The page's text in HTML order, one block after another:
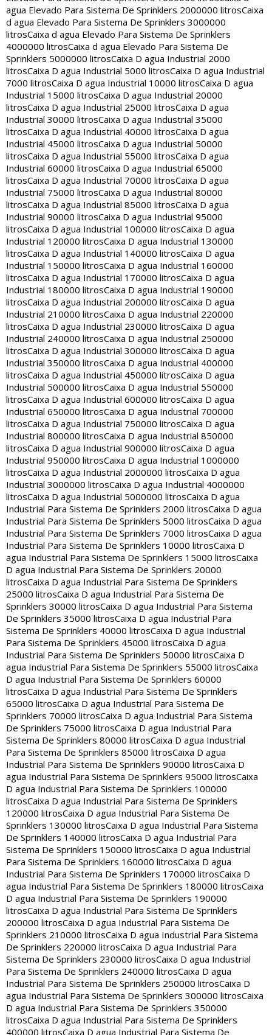
agua Elevado Para Sistema De Sprinklers 2000000 litrosCaixa
d agua Elevado Para Sistema De Sprinklers 3000000
litrosCaixa d agua Elevado Para Sistema De Sprinklers
4000000 litrosCaixa d agua Elevado Para Sistema De
Sprinklers 5000000 litrosCaixa D agua Industrial 2000
litrosCaixa D agua Industrial 5000 litrosCaixa D agua Industrial
7000 litrosCaixa D agua Industrial 10000 litrosCaixa D agua
Industrial 15000 litrosCaixa D agua Industrial 20000
litrosCaixa D agua Industrial 25000 litrosCaixa D agua
Industrial 30000 litrosCaixa D agua Industrial 35000
litrosCaixa D agua Industrial 40000 litrosCaixa D agua
Industrial 45000 litrosCaixa D agua Industrial 50000
litrosCaixa D agua Industrial 55000 litrosCaixa D agua
Industrial 60000 litrosCaixa D agua Industrial 65000
litrosCaixa D agua Industrial 70000 litrosCaixa D agua
Industrial 75000 litrosCaixa D agua Industrial 80000
litrosCaixa D agua Industrial 85000 litrosCaixa D agua
Industrial 90000 litrosCaixa D agua Industrial 95000
litrosCaixa D agua Industrial 100000 litrosCaixa D agua
Industrial 120000 litrosCaixa D agua Industrial 130000
litrosCaixa D agua Industrial 140000 litrosCaixa D agua
Industrial 150000 litrosCaixa D agua Industrial 160000
litrosCaixa D agua Industrial 170000 litrosCaixa D agua
Industrial 180000 litrosCaixa D agua Industrial 190000
litrosCaixa D agua Industrial 200000 litrosCaixa D agua
Industrial 210000 litrosCaixa D agua Industrial 220000
litrosCaixa D agua Industrial 230000 litrosCaixa D agua
Industrial 240000 litrosCaixa D agua Industrial 250000
litrosCaixa D agua Industrial 300000 litrosCaixa D agua
Industrial 350000 litrosCaixa D agua Industrial 400000
litrosCaixa D agua Industrial 450000 litrosCaixa D agua
Industrial 500000 litrosCaixa D agua Industrial 550000
litrosCaixa D agua Industrial 600000 litrosCaixa D agua
Industrial 650000 litrosCaixa D agua Industrial 700000
litrosCaixa D agua Industrial 750000 litrosCaixa D agua
Industrial 800000 litrosCaixa D agua Industrial 850000
litrosCaixa D agua Industrial 900000 litrosCaixa D agua
Industrial 950000 litrosCaixa D agua Industrial 1000000
litrosCaixa D agua Industrial 2000000 litrosCaixa D agua
Industrial 3000000 litrosCaixa D agua Industrial 4000000
litrosCaixa D agua Industrial 5000000 litrosCaixa D agua
Industrial Para Sistema De Sprinklers 2000 litrosCaixa D agua
Industrial Para Sistema De Sprinklers 5000 litrosCaixa D agua
Industrial Para Sistema De Sprinklers 7000 litrosCaixa D agua
Industrial Para Sistema De Sprinklers 10000 litrosCaixa D
agua Industrial Para Sistema De Sprinklers 15000 litrosCaixa
D agua Industrial Para Sistema De Sprinklers 20000
litrosCaixa D agua Industrial Para Sistema De Sprinklers
25000 litrosCaixa D agua Industrial Para Sistema De
Sprinklers 30000 litrosCaixa D agua Industrial Para Sistema
De Sprinklers 35000 litrosCaixa D agua Industrial Para
Sistema De Sprinklers 40000 litrosCaixa D agua Industrial
Para Sistema De Sprinklers 45000 litrosCaixa D agua
Industrial Para Sistema De Sprinklers 50000 litrosCaixa D
agua Industrial Para Sistema De Sprinklers 55000 litrosCaixa
D agua Industrial Para Sistema De Sprinklers 60000
litrosCaixa D agua Industrial Para Sistema De Sprinklers
65000 litrosCaixa D agua Industrial Para Sistema De
Sprinklers 70000 litrosCaixa D agua Industrial Para Sistema
De Sprinklers 75000 litrosCaixa D agua Industrial Para
Sistema De Sprinklers 80000 litrosCaixa D agua Industrial
Para Sistema De Sprinklers 85000 litrosCaixa D agua
Industrial Para Sistema De Sprinklers 90000 litrosCaixa D
agua Industrial Para Sistema De Sprinklers 95000 litrosCaixa
D agua Industrial Para Sistema De Sprinklers 100000
litrosCaixa D agua Industrial Para Sistema De Sprinklers
120000 litrosCaixa D agua Industrial Para Sistema De
Sprinklers 130000 litrosCaixa D agua Industrial Para Sistema
De Sprinklers 140000 litrosCaixa D agua Industrial Para
Sistema De Sprinklers 150000 litrosCaixa D agua Industrial
Para Sistema De Sprinklers 160000 litrosCaixa D agua
Industrial Para Sistema De Sprinklers 170000 litrosCaixa D
agua Industrial Para Sistema De Sprinklers 180000 litrosCaixa
D agua Industrial Para Sistema De Sprinklers 190000
litrosCaixa D agua Industrial Para Sistema De Sprinklers
200000 litrosCaixa D agua Industrial Para Sistema De
Sprinklers 210000 litrosCaixa D agua Industrial Para Sistema
De Sprinklers 220000 litrosCaixa D agua Industrial Para
Sistema De Sprinklers 230000 litrosCaixa D agua Industrial
Para Sistema De Sprinklers 240000 litrosCaixa D agua
Industrial Para Sistema De Sprinklers 250000 litrosCaixa D
agua Industrial Para Sistema De Sprinklers 300000 litrosCaixa
D agua Industrial Para Sistema De Sprinklers 350000
litrosCaixa D agua Industrial Para Sistema De Sprinklers
400000 litrosCaixa D agua Industrial Para Sistema De